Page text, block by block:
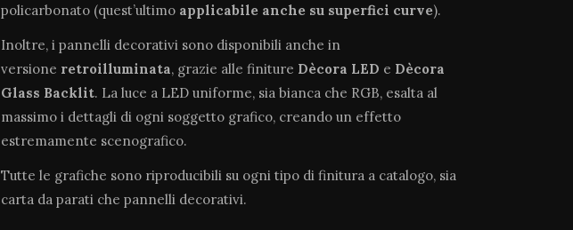
policarbonato (quest’ultimo applicabile anche su superfici curve).
Inoltre, i pannelli decorativi sono disponibili anche in
versione retroilluminata, grazie alle finiture Dècora LED e Dècora
Glass Backlit. La luce a LED uniforme, sia bianca che RGB, esalta al
massimo i dettagli di ogni soggetto grafico, creando un effetto
estremamente scenografico.
Tutte le grafiche sono riproducibili su ogni tipo di finitura a catalogo, sia
carta da parati che pannelli decorativi.